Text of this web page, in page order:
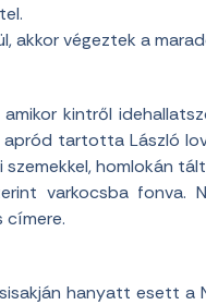
akkor végeztek a
kintről
tartotta László
homlokán
varkocsba fonva.
címere.
hanyatt esett